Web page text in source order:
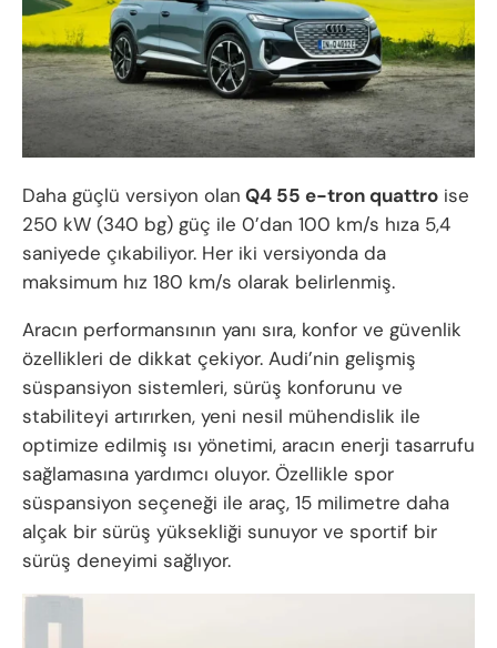
Daha güçlü versiyon olan Q4 55 e-tron quattro ise
250 kW (340 bg) güç ile 0’dan 100 km/s hıza 5,4
saniyede çıkabiliyor. Her iki versiyonda da
maksimum hız 180 km/s olarak belirlenmiş.
Aracın performansının yanı sıra, konfor ve güvenlik
özellikleri de dikkat çekiyor. Audi’nin gelişmiş
süspansiyon sistemleri, sürüş konforunu ve
stabiliteyi artırırken, yeni nesil mühendislik ile
optimize edilmiş ısı yönetimi, aracın enerji tasarrufu
sağlamasına yardımcı oluyor. Özellikle spor
süspansiyon seçeneği ile araç, 15 milimetre daha
alçak bir sürüş yüksekliği sunuyor ve sportif bir
sürüş deneyimi sağlıyor.